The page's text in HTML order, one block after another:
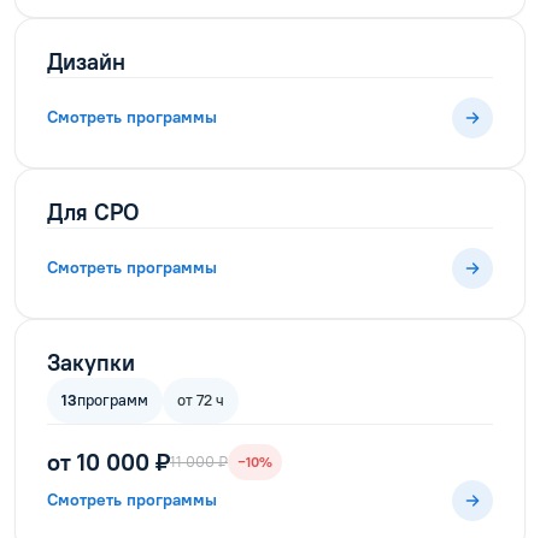
Дизайн
Смотреть программы
Для СРО
Смотреть программы
Закупки
13программ от 72 ч
от 10 000 ₽11 000 ₽ −10%
Смотреть программы